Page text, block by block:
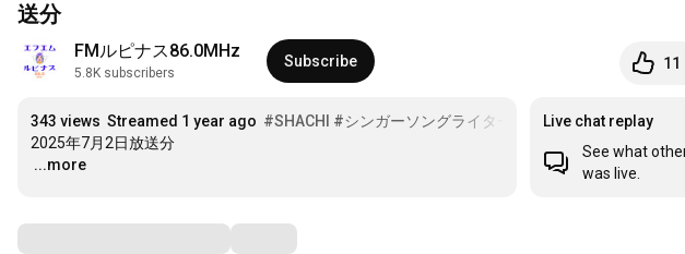
送分
FMルピナス86.0MHz
5.8K subscribers
Subscribe 11
343 views Streamed 1 year ago #SHACHI #シンガーソングライター
#INDIESROCKRADIO
…
...more
Live chat replay
See what
was live.